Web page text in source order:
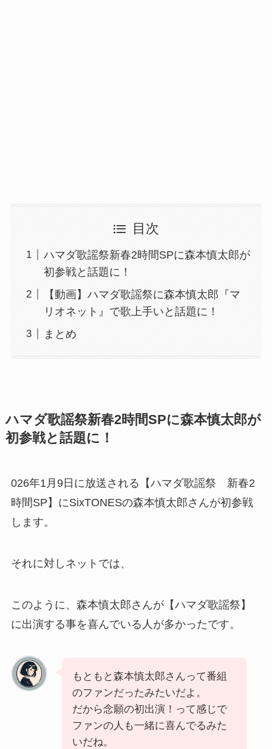
目次
ハマダ歌謡祭新春2時間SPに森本慎太郎が
初参戦と話題に！
【動画】ハマダ歌謡祭に森本慎太郎『マ
リオネット』で歌上手いと話題に！
まとめ
ハマダ歌謡祭新春2時間SPに森本慎太郎が
初参戦と話題に！
026年1月9日に放送される【ハマダ歌謡祭 新春2
時間SP】にSixTONESの森本慎太郎さんが初参戦
します。
それに対しネットでは、
このように、森本慎太郎さんが【ハマダ歌謡祭】
に出演する事を喜んでいる人が多かったです。
もともと森本慎太郎さんって番組
のファンだったみたいだよ。
だから念願の初出演！って感じで
ファンの人も一緒に喜んでるみた
いだね。